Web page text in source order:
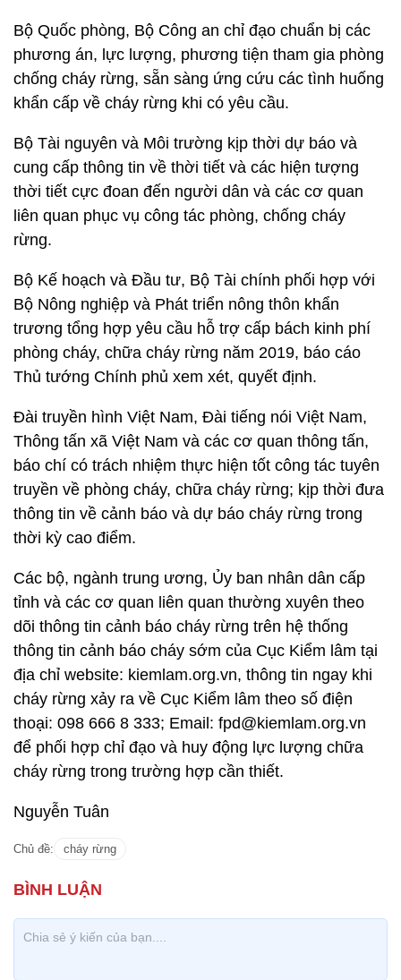
Bộ Quốc phòng, Bộ Công an chỉ đạo chuẩn bị các
phương án, lực lượng, phương tiện tham gia phòng
chống cháy rừng, sẵn sàng ứng cứu các tình huống
khẩn cấp về cháy rừng khi có yêu cầu.
Bộ Tài nguyên và Môi trường kịp thời dự báo và
cung cấp thông tin về thời tiết và các hiện tượng
thời tiết cực đoan đến người dân và các cơ quan
liên quan phục vụ công tác phòng, chống cháy
rừng.
Bộ Kế hoạch và Đầu tư, Bộ Tài chính phối hợp với
Bộ Nông nghiệp và Phát triển nông thôn khẩn
trương tổng hợp yêu cầu hỗ trợ cấp bách kinh phí
phòng cháy, chữa cháy rừng năm 2019, báo cáo
Thủ tướng Chính phủ xem xét, quyết định.
Đài truyền hình Việt Nam, Đài tiếng nói Việt Nam,
Thông tấn xã Việt Nam và các cơ quan thông tấn,
báo chí có trách nhiệm thực hiện tốt công tác tuyên
truyền về phòng cháy, chữa cháy rừng; kịp thời đưa
thông tin về cảnh báo và dự báo cháy rừng trong
thời kỳ cao điểm.
Các bộ, ngành trung ương, Ủy ban nhân dân cấp
tỉnh và các cơ quan liên quan thường xuyên theo
dõi thông tin cảnh báo cháy rừng trên hệ thống
thông tin cảnh báo cháy sớm của Cục Kiểm lâm tại
địa chỉ website: kiemlam.org.vn, thông tin ngay khi
cháy rừng xảy ra về Cục Kiểm lâm theo số điện
thoại: 098 666 8 333; Email: fpd@kiemlam.org.vn
để phối hợp chỉ đạo và huy động lực lượng chữa
cháy rừng trong trường hợp cần thiết.
Nguyễn Tuân
Chủ đề: cháy rừng